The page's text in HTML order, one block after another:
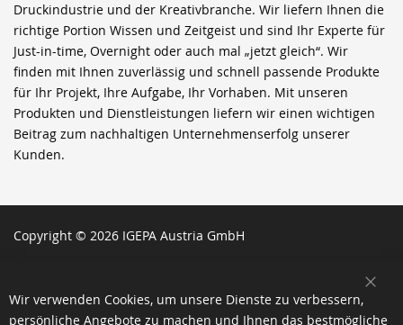
Druckindustrie und der Kreativbranche. Wir liefern Ihnen die
richtige Portion Wissen und Zeitgeist und sind Ihr Experte für
Just-in-time, Overnight oder auch mal „jetzt gleich“. Wir
finden mit Ihnen zuverlässig und schnell passende Produkte
für Ihr Projekt, Ihre Aufgabe, Ihr Vorhaben. Mit unseren
Produkten und Dienstleistungen liefern wir einen wichtigen
Beitrag zum nachhaltigen Unternehmenserfolg unserer
Kunden.
Copyright © 2026 IGEPA Austria GmbH
Wir verwenden Cookies, um unsere Dienste zu verbessern,
persönliche Angebote zu machen und Ihnen das bestmögliche